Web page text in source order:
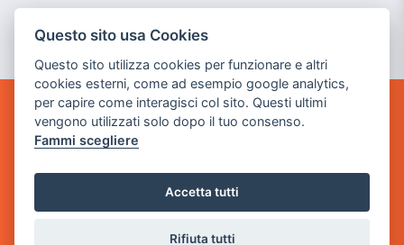
GAME WARP
BY POWER GAME SRL
Sede Legale
via Villaggio dei Platani, 3
- 25014 Castenedolo, Brescia
Questo sito usa Cookies
Questo sito utilizza cookies per funzionare e altri
cookies esterni, come ad esempio google analytics,
per capire come interagisci col sito. Questi ultimi
vengono utilizzati solo dopo il tuo consenso.
Fammi scegliere
Accetta tutti
Rifiuta tutti